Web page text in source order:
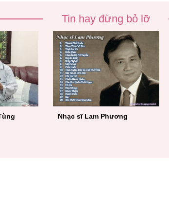
Tin hay đừng bỏ lỡ
Nhạc sĩ Lam Phương